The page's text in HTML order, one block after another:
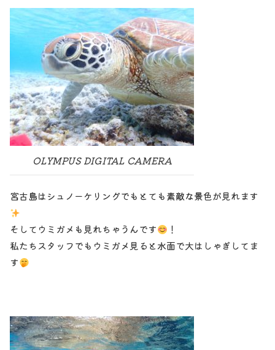
OLYMPUS DIGITAL CAMERA
宮古島はシュノーケリングでもとても素敵な景色が見れます
そしてウミガメも見れちゃうんです
！
私たちスタッフでもウミガメ見ると水面で大はしゃぎしてま
す